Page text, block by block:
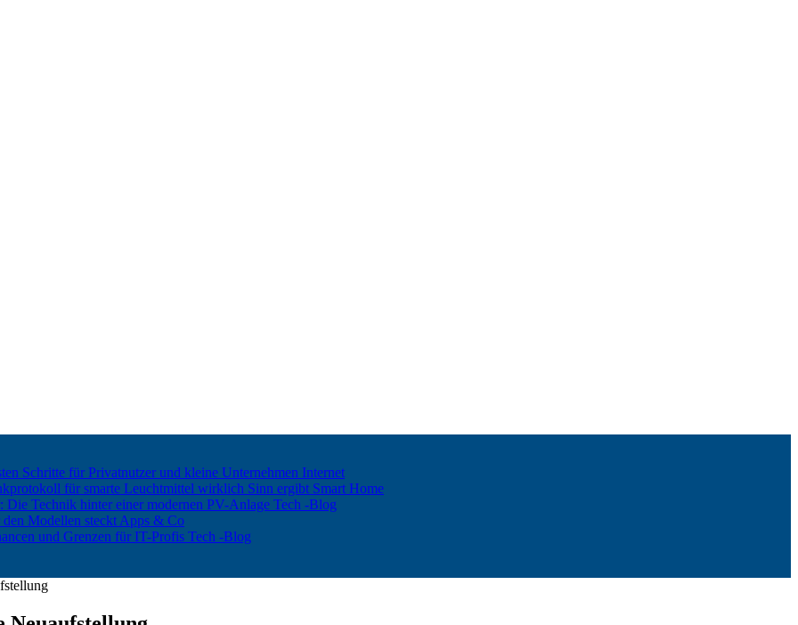
Schritte für Privatnutzer und kleine Unternehmen Internet
für smarte Leuchtmittel wirklich Sinn ergibt Smart Home
Die Technik hinter einer modernen PV-Anlage Tech -Blog
Modellen steckt Apps & Co
und Grenzen für IT-Profis Tech -Blog